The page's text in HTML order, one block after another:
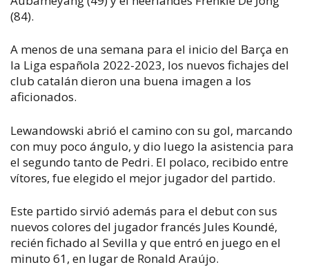
(84).
A menos de una semana para el inicio del Barça en
la Liga española 2022-2023, los nuevos fichajes del
club catalán dieron una buena imagen a los
aficionados.
Lewandowski abrió el camino con su gol, marcando
con muy poco ángulo, y dio luego la asistencia para
el segundo tanto de Pedri. El polaco, recibido entre
vítores, fue elegido el mejor jugador del partido.
Este partido sirvió además para el debut con sus
nuevos colores del jugador francés Jules Koundé,
recién fichado al Sevilla y que entró en juego en el
minuto 61, en lugar de Ronald Araújo.